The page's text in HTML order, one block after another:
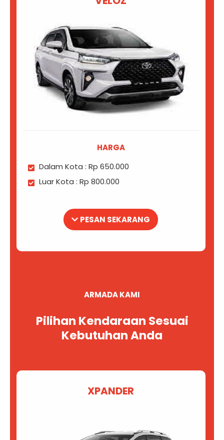
HARGA
Dalam Kota : Rp 650.000
Luar Kota : Rp 800.000
PESAN SEKARANG
ARMADA KAMI
Pilihan Kendaraan Sesuai
Kebutuhan Anda
XPANDER